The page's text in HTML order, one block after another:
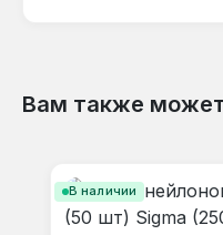
Вам также
В наличии